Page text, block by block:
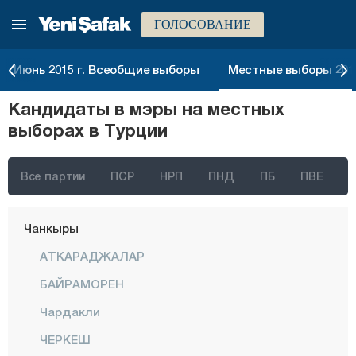
ГОЛОСОВАНИЕ
Июнь 2015 г. Всеобщие выборы Местные выборы
Кандидаты в мэры на местных
выборах в Турции
Все партии ПСР НРП ПНД ПБ ПВЕ
Биледжик
Болу
Бурдур
Чанаккале
Чанкыры
АТКАРАДЖАЛАР
БАЙРАМОРЕН
Чардакли
ЧЕРКЕШ